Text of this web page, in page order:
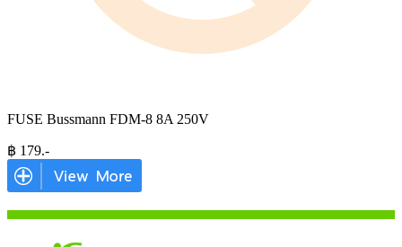
FUSE Bussmann FDM-8 8A 250V
฿ 179.-